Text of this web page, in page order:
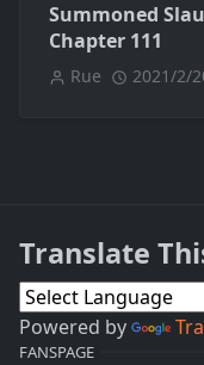
Summoned
Chapter 111
Rue 2021/2/
Translate
Powered by
FANSPAGE